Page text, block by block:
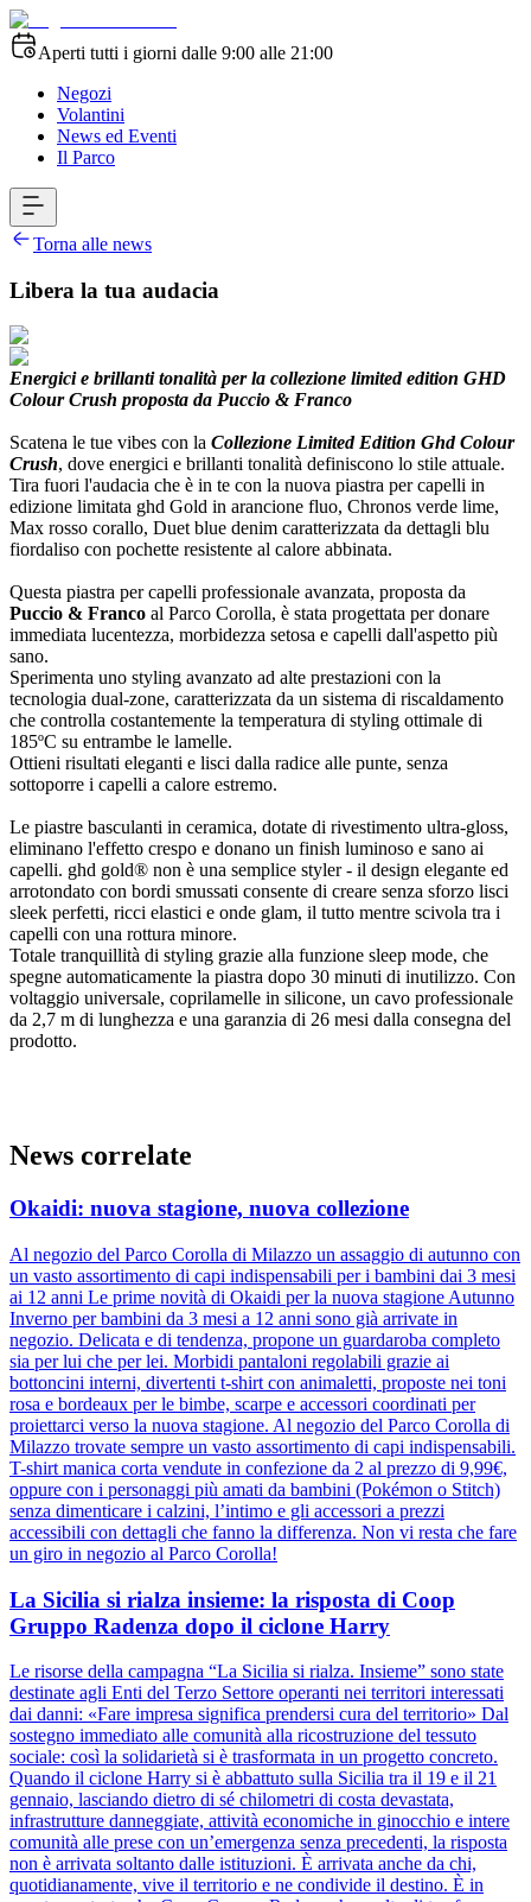
Aperti tutti i giorni dalle 9:00 alle 21:00
Negozi
Volantini
News ed Eventi
Il Parco
Torna alle news
Libera la tua audacia
Energici e brillanti tonalità per la collezione limited edition GHD
Colour Crush proposta da Puccio & Franco
Scatena le tue vibes con la Collezione Limited Edition Ghd Colour
Crush, dove energici e brillanti tonalità definiscono lo stile attuale.
Tira fuori l'audacia che è in te con la nuova piastra per capelli in
edizione limitata ghd Gold in arancione fluo, Chronos verde lime,
Max rosso corallo, Duet blue denim caratterizzata da dettagli blu
fiordaliso con pochette resistente al calore abbinata.
Questa piastra per capelli professionale avanzata, proposta da
Puccio & Franco al Parco Corolla, è stata progettata per donare
immediata lucentezza, morbidezza setosa e capelli dall'aspetto più
sano.
Sperimenta uno styling avanzato ad alte prestazioni con la
tecnologia dual-zone, caratterizzata da un sistema di riscaldamento
che controlla costantemente la temperatura di styling ottimale di
185ºC su entrambe le lamelle.
Ottieni risultati eleganti e lisci dalla radice alle punte, senza
sottoporre i capelli a calore estremo.
Le piastre basculanti in ceramica, dotate di rivestimento ultra-gloss,
eliminano l'effetto crespo e donano un finish luminoso e sano ai
capelli. ghd gold® non è una semplice styler - il design elegante ed
arrotondato con bordi smussati consente di creare senza sforzo lisci
sleek perfetti, ricci elastici e onde glam, il tutto mentre scivola tra i
capelli con una rottura minore.
Totale tranquillità di styling grazie alla funzione sleep mode, che
spegne automaticamente la piastra dopo 30 minuti di inutilizzo. Con
voltaggio universale, coprilamelle in silicone, un cavo professionale
da 2,7 m di lunghezza e una garanzia di 26 mesi dalla consegna del
prodotto.
News correlate
Okaidi: nuova stagione, nuova collezione
Al negozio del Parco Corolla di Milazzo un assaggio di autunno con
un vasto assortimento di capi indispensabili per i bambini dai 3 mesi
ai 12 anni Le prime novità di Okaidi per la nuova stagione Autunno
Inverno per bambini da 3 mesi a 12 anni sono già arrivate in
negozio. Delicata e di tendenza, propone un guardaroba completo
sia per lui che per lei. Morbidi pantaloni regolabili grazie ai
bottoncini interni, divertenti t-shirt con animaletti, proposte nei toni
rosa e bordeaux per le bimbe, scarpe e accessori coordinati per
proiettarci verso la nuova stagione. Al negozio del Parco Corolla di
Milazzo trovate sempre un vasto assortimento di capi indispensabili.
T-shirt manica corta vendute in confezione da 2 al prezzo di 9,99€,
oppure con i personaggi più amati da bambini (Pokémon o Stitch)
senza dimenticare i calzini, l’intimo e gli accessori a prezzi
accessibili con dettagli che fanno la differenza. Non vi resta che fare
un giro in negozio al Parco Corolla!
La Sicilia si rialza insieme: la risposta di Coop
Gruppo Radenza dopo il ciclone Harry
Le risorse della campagna “La Sicilia si rialza. Insieme” sono state
destinate agli Enti del Terzo Settore operanti nei territori interessati
dai danni: «Fare impresa significa prendersi cura del territorio» Dal
sostegno immediato alle comunità alla ricostruzione del tessuto
sociale: così la solidarietà si è trasformata in un progetto concreto.
Quando il ciclone Harry si è abbattuto sulla Sicilia tra il 19 e il 21
gennaio, lasciando dietro di sé chilometri di costa devastata,
infrastrutture danneggiate, attività economiche in ginocchio e intere
comunità alle prese con un’emergenza senza precedenti, la risposta
non è arrivata soltanto dalle istituzioni. È arrivata anche da chi,
quotidianamente, vive il territorio e ne condivide il destino. È in